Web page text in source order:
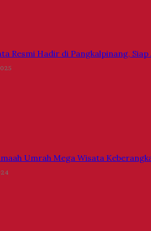
Resmi Hadir di Pangkalpinang,
Umrah Mega Wisata